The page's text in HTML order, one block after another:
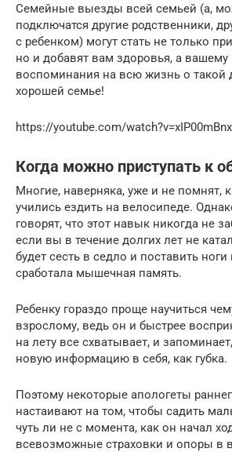
Семейные выезды всей семьей (а,
подключатся другие родственники,
с ребенком) могут стать не только
но и добавят вам здоровья, а
воспоминания на всю жизнь о такой
хорошей семье!
https://youtube.com/
Когда можно приступать к
Многие, наверняка, уже и не помнят,
учились ездить на велосипеде.
говорят, что этот навык никогда не
если вы в течение долгих лет не
будет сесть в седло и поставить
сработала мышечная память.
Ребенку гораздо проще научиться
взрослому, ведь он и быстрее
на лету все схватывает, и
новую информацию в себя, как губка.
Поэтому некоторые апологеты
настаивают на том, чтобы садить
чуть ли не с момента, как он начал
всевозможные страховки и опоры в